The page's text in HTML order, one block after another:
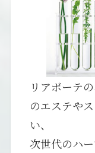
リアボーテ
のエステや
い、
次世代のハ